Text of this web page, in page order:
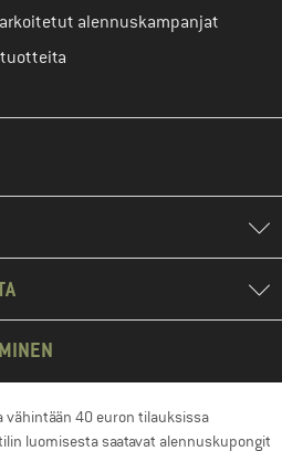
alennuskampanjat
40 euron tilauksissa
luomisesta saatavat alennuskupongit